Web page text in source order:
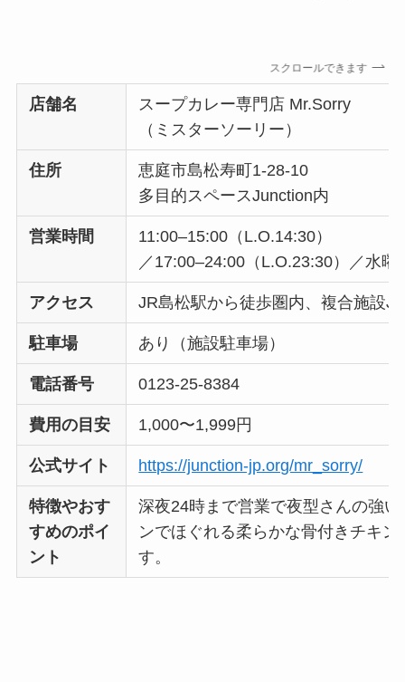
スクロールできます
店舗名
スープカレー専門店 Mr.Sorry
（ミスターソーリー）
住所
恵庭市島松寿町1-28-10
多目的スペースJunction内
営業時間
11:00–15:00（L.O.14:30）
／17:00–24:00（L.O.23:30）／水曜
アクセス JR島松駅から徒歩圏内、複合施設
駐車場 あり（施設駐車場）
電話番号 0123-25-8384
費用の目安 1,000〜1,999円
公式サイト https://junction-jp.org/mr_sorry/
特徴やおす
すめのポイ
ント
深夜24時まで営業で夜型さんの強
ンでほぐれる柔らかな骨付きチキ
す。